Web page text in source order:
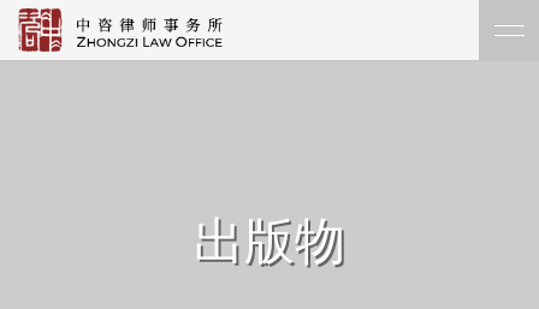
出版物